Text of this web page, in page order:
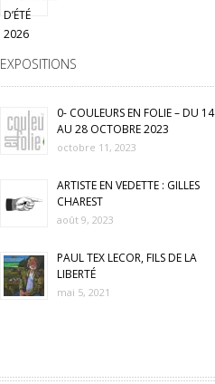
EXPOSITIONS
0- COULEURS EN FOLIE – DU 14
AU 28 OCTOBRE 2023
octobre 11, 2023
ARTISTE EN VEDETTE : GILLES
CHAREST
août 9, 2023
PAUL TEX LECOR, FILS DE LA
LIBERTÉ
mai 5, 2021